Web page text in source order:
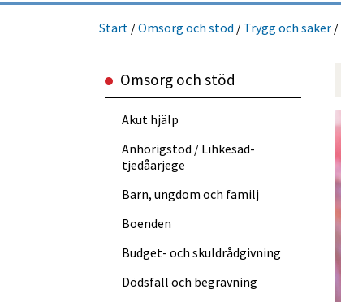
Start /Omsorg och stöd / Trygg och säker /
Omsorg och stöd
Akut hjälp
Anhörigstöd / Lïhkesad­
tjedåarjege
Barn, ungdom och familj
Boenden
Budget- och skuldråd­givning
Dödsfall och begravning